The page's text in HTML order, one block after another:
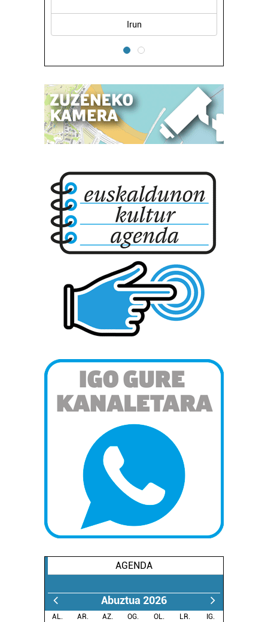
Irun
AGENDA
Abuztua 2026
AL. AR. AZ. OG. OL. LR.
IG.